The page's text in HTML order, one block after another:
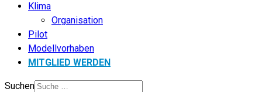
Klima
Organisation
Pilot
Modellvorhaben
MITGLIED WERDEN
Suchen